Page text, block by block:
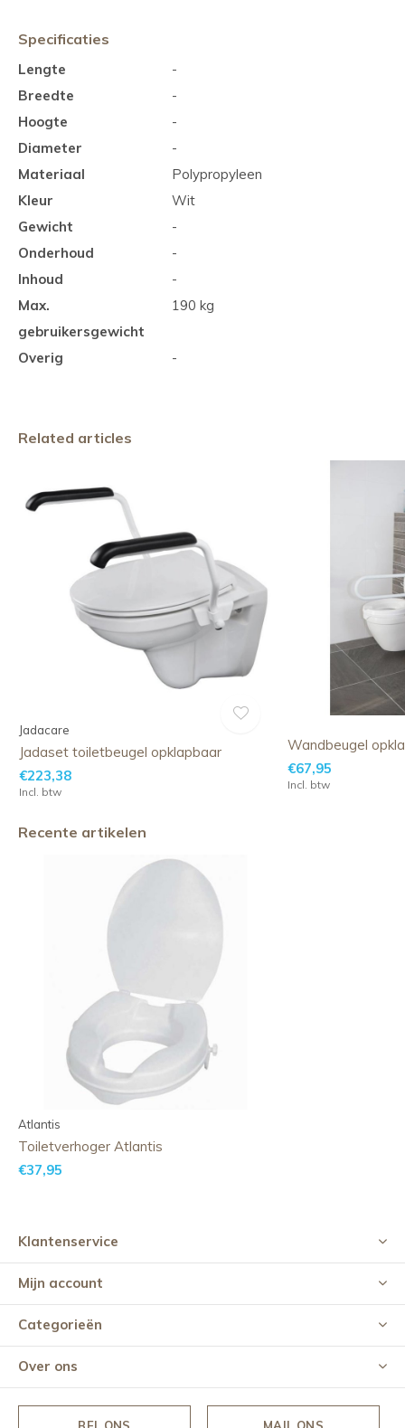
Specificaties
Lengte
-
Breedte
-
Hoogte
-
Diameter
-
Materiaal
Polypropyleen
Kleur
Wit
Gewicht
-
Onderhoud
-
Inhoud
-
Max.
gebruikersgewicht
190 kg
Overig -
Related articles
Jadacare
Jadaset toiletbeugel opklapbaar
€223,38
Incl. btw
Wandbeugel
€67,95
Incl. btw
Recente artikelen
Atlantis
Toiletverhoger Atlantis
€37,95
Klantenservice
Mijn account
Categorieën
Over ons